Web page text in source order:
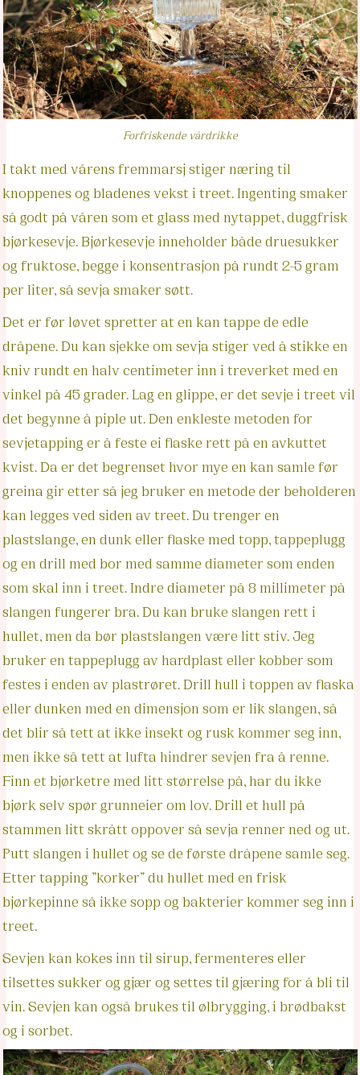
Forfriskende vårdrikke
I takt med vårens fremmarsj stiger næring til
knoppenes og bladenes vekst i treet. Ingenting smaker
så godt på våren som et glass med nytappet, duggfrisk
bjørkesevje. Bjørkesevje inneholder både druesukker
og fruktose, begge i konsentrasjon på rundt 2-5 gram
per liter, så sevja smaker søtt.
Det er før løvet spretter at en kan tappe de edle
dråpene. Du kan sjekke om sevja stiger ved å stikke en
kniv rundt en halv centimeter inn i treverket med en
vinkel på 45 grader. Lag en glippe, er det sevje i treet vil
det begynne å piple ut. Den enkleste metoden for
sevjetapping er å feste ei flaske rett på en avkuttet
kvist. Da er det begrenset hvor mye en kan samle før
greina gir etter så jeg bruker en metode der beholderen
kan legges ved siden av treet. Du trenger en
plastslange, en dunk eller flaske med topp, tappeplugg
og en drill med bor med samme diameter som enden
som skal inn i treet. Indre diameter på 8 millimeter på
slangen fungerer bra. Du kan bruke slangen rett i
hullet, men da bør plastslangen være litt stiv. Jeg
bruker en tappeplugg av hardplast eller kobber som
festes i enden av plastrøret. Drill hull i toppen av flaska
eller dunken med en dimensjon som er lik slangen, så
det blir så tett at ikke insekt og rusk kommer seg inn,
men ikke så tett at lufta hindrer sevjen fra å renne.
Finn et bjørketre med litt størrelse på, har du ikke
bjørk selv spør grunneier om lov. Drill et hull på
stammen litt skrått oppover så sevja renner ned og ut.
Putt slangen i hullet og se de første dråpene samle seg.
Etter tapping ”korker” du hullet med en frisk
bjørkepinne så ikke sopp og bakterier kommer seg inn i
treet.
Sevjen kan kokes inn til sirup, fermenteres eller
tilsettes sukker og gjær og settes til gjæring for å bli til
vin. Sevjen kan også brukes til ølbrygging, i brødbakst
og i sorbet.